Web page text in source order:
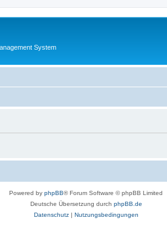
System
Powered by phpBB® Forum Software © phpBB Limited
Deutsche Übersetzung durch phpBB.de
Datenschutz| Nutzungsbedingungen